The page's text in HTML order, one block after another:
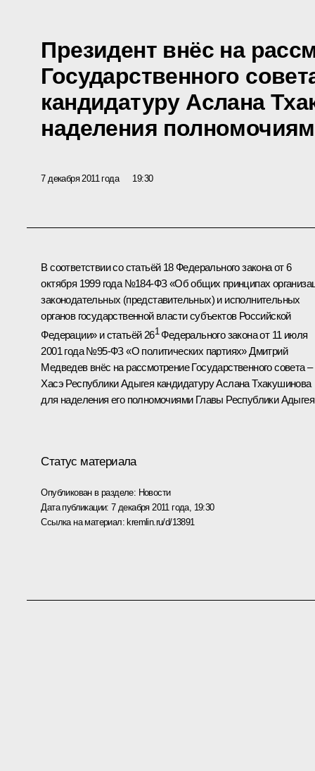
Президент внёс на
Государственного
кандидатуру Аслана
наделения
7 декабря 2011 года 19:30
В соответствии со статьёй 18 Федерального закона от 6
октября 1999 года №184-ФЗ «Об общих принципах
законодательных (представительных) и исполнительных
органов государственной власти субъектов Российской
Федерации» и статьёй 261Федерального закона от 11 июля
2001 года №95-ФЗ «О политических партиях» Дмитрий
Медведев внёс на рассмотрение Государственного совета –
Хасэ Республики Адыгея кандидатуруАслана Тхакушинова
для наделения его полномочиями Главы Республики
Статус материала
Опубликован в разделе: Новости
Дата публикации:7 декабря 2011 года, 19:30
Ссылка на материал:kremlin.ru/d/13891